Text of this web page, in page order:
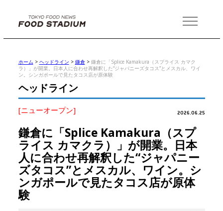
MENU
ホーム > ヘッドライン > 鎌倉> 鎌倉に「Splice Kamakura（スプライス カマク
ラ）」が開業。日本人に合わせ再解釈した“ジャパニーズタコス”とメスカル、ワイ
ン。シンガポールで見たタコス店が原体験
ヘッドライン
[ニューオープン] 2026.06.25
鎌倉に「Splice Kamakura（スプ
ライス カマクラ）」が開業。日本
人に合わせ再解釈した“ジャパニー
ズタコス”とメスカル、ワイン。シ
ンガポールで見たタコス店が原体
験